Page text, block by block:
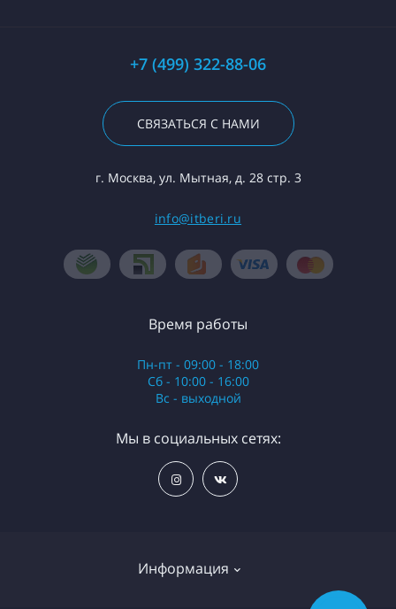
+7 (499) 322-88-06
СВЯЗАТЬСЯ С НАМИ
г. Москва, ул. Мытная, д. 28 стр. 3
info@itberi.ru
Информация
Время работы
Пн-пт - 09:00 - 18:00
Сб - 10:00 - 16:00
Вс - выходной
Мы в социальных сетях: